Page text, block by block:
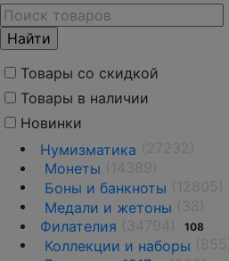
Товары со скидкой
Товары в наличии
Новинки
Нумизматика
Монеты
Боны и банкноты
Медали и жетоны
Филателия
108
Коллекции и наборы